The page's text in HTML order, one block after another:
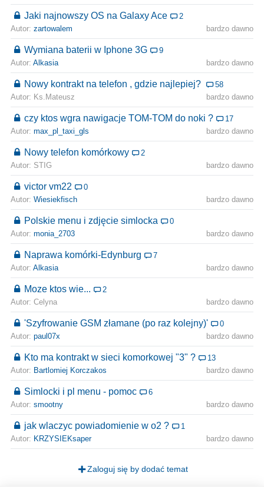
Jaki najnowszy OS na Galaxy Ace
2
Autor: zartowalem bardzo dawno
Wymiana baterii w Iphone 3G
9
Autor: Alkasia bardzo dawno
Nowy kontrakt na telefon , gdzie najlepiej?
58
Autor: Ks.Mateusz
bardzo dawno
czy ktos wgra nawigacje TOM-TOM do noki ?
17
Autor: max_pl_taxi_gls bardzo dawno
Nowy telefon komórkowy
2
Autor: STIG
bardzo dawno
victor vm22
0
Autor: Wiesiekfisch bardzo dawno
Polskie menu i zdjęcie simlocka
0
Autor: monia_2703 bardzo dawno
Naprawa komórki-Edynburg
7
Autor: Alkasia bardzo dawno
Moze ktos wie...
2
Autor: Celyna
bardzo dawno
'Szyfrowanie GSM złamane (po raz kolejny)'
0
Autor: paul07x bardzo dawno
Kto ma kontrakt w sieci komorkowej "3" ?
13
Autor: Bartlomiej Korczakos bardzo dawno
Simlocki i pl menu - pomoc
6
Autor: smootny bardzo dawno
jak wlaczyc powiadomienie w o2 ?
1
Autor: KRZYSIEKsaper bardzo dawno
Zaloguj się by dodać temat